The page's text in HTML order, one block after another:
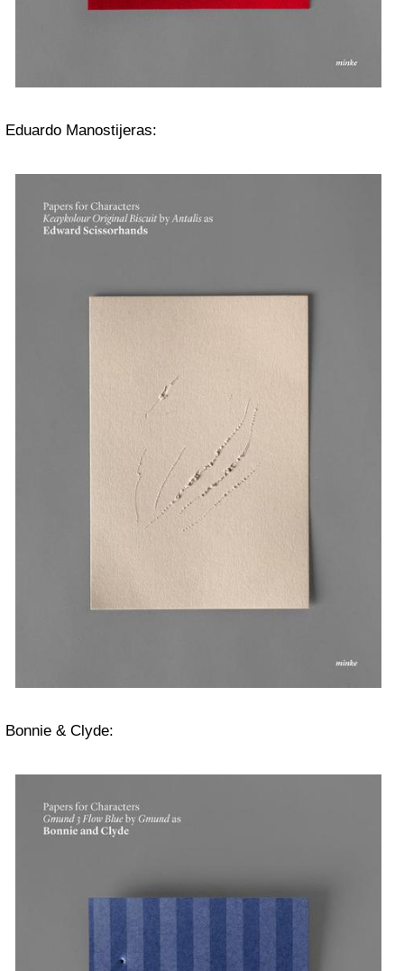
Eduardo Manostijeras:
Bonnie & Clyde: